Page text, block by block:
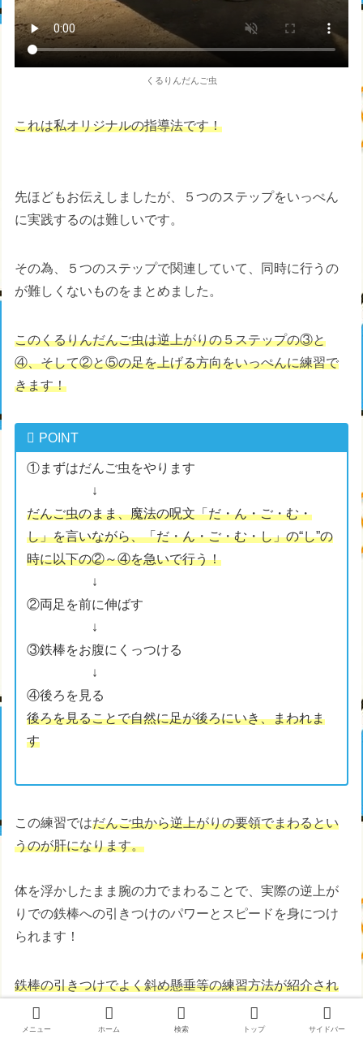
くるりんだんご虫
これは私オリジナルの指導法です！
先ほどもお伝えしましたが、５つのステップをいっぺん
に実践するのは難しいです。
その為、５つのステップで関連していて、同時に行うの
が難しくないものをまとめました。
このくるりんだんご虫は逆上がりの５ステップの③と
④、そして②と⑤の足を上げる方向をいっぺんに練習で
きます！
POINT
①まずはだんご虫をやります
↓
だんご虫のまま、魔法の呪文「だ・ん・ご・む・
し」を言いながら、「だ・ん・ご・む・し」の“し”の
時に以下の②～④を急いで行う！
↓
②両足を前に伸ばす
↓
③鉄棒をお腹にくっつける
↓
④後ろを見る
後ろを見ることで自然に足が後ろにいき、まわれま
す
この練習ではだんご虫から逆上がりの要領でまわるとい
うのが肝になります。
体を浮かしたまま腕の力でまわることで、実際の逆上が
りでの鉄棒への引きつけのパワーとスピードを身につけ
られます！
鉄棒の引きつけでよく斜め懸垂等の練習方法が紹介され
てますが、それでは腕への負荷が軽すぎて、実際に逆上
がりの練習をした時に自分の体を持ち上げられないこと
メニュー ホーム 検索 トップ サイドバー